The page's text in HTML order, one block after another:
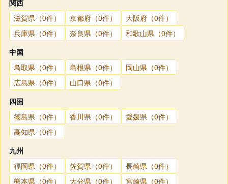
関西
滋賀県（0件）
京都府（0件）
大阪府（0件）
兵庫県（0件）
奈良県（0件）
和歌山県（0件）
中国
鳥取県（0件）
島根県（0件）
岡山県（0件）
広島県（0件）
山口県（0件）
四国
徳島県（0件）
香川県（0件）
愛媛県（0件）
高知県（0件）
九州
福岡県（0件）
佐賀県（0件）
長崎県（0件）
熊本県（0件）
大分県（0件） 宮崎県（0件）